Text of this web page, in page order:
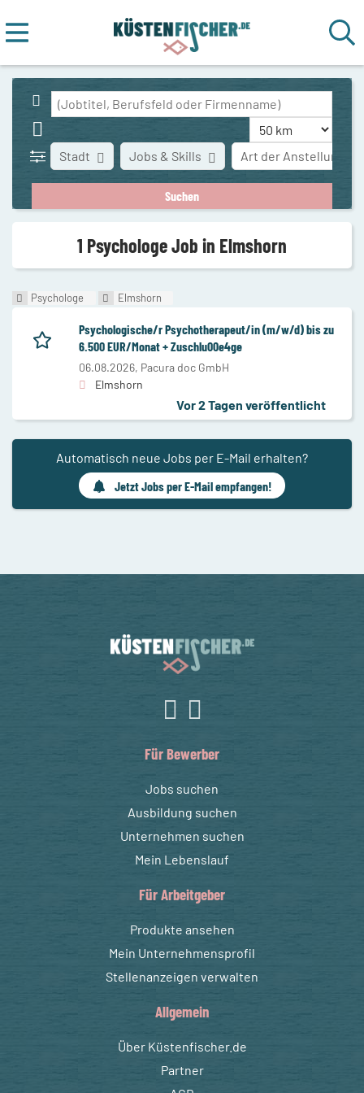
Stadt Art der Anstellung
Jobs & Skills
1 Psychologe Job in Elmshorn
Psychologe Elmshorn
Psychologische/r Psychotherapeut/in (m/w/d) bis zu
6.500 EUR/Monat + Zuschlu00e4ge
06.08.2026, Pacura doc GmbH
Elmshorn
Vor 2 Tagen veröffentlicht
Automatisch neue Jobs per E-Mail erhalten?
Jetzt Jobs per E-Mail empfangen!
Für Bewerber
Jobs suchen
Ausbildung suchen
Unternehmen suchen
Mein Lebenslauf
Für Arbeitgeber
Produkte ansehen
Mein Unternehmensprofil
Stellenanzeigen verwalten
Allgemein
Über Küstenfischer.de
Partner